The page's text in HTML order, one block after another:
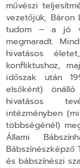
művészi
vezetőjük,
tudom – a jó
megmaradt.
hivatásos
konfliktushoz,
időszak után
elsőként)
hivatásos
intézményben
többségénél)
Állami
és bábszínészi